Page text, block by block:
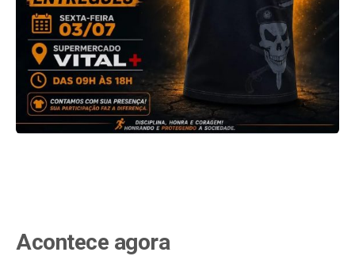
Acontece agora